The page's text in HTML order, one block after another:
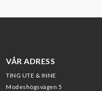
VÅR ADRESS
TING UTE & INNE
Modeshögsvägen 5